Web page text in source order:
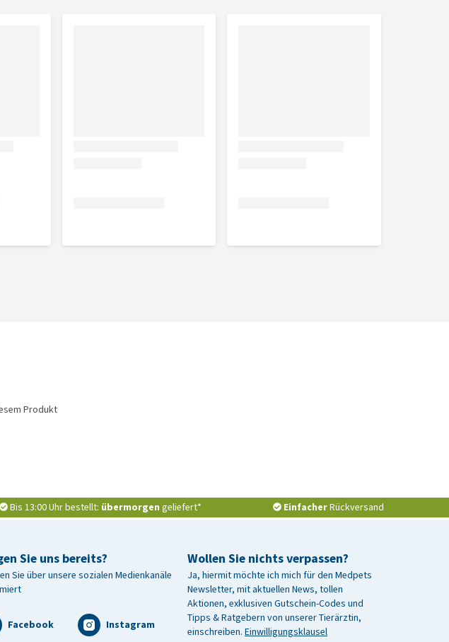
Produkt
Bis 13:00 Uhr bestellt: übermorgen geliefert* EinfacherRückversand
Wollen Sie nichts verpassen?
Ja, hiermit möchte ich mich für den Medpets
Newsletter, mit aktuellen News, tollen
Aktionen, exklusiven Gutschein-Codes und
Tipps & Ratgebern von unserer Tierärztin,
einschreiben. Einwilligungsklausel
Sie uns bereits?
Sie über unsere sozialen Medienkanäle
Facebook Instagram